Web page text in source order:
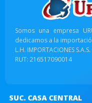
Somos una empresa
dedicamos a la
L.H. IMPORTACIONES S.A.S.
RUT: 216517090014
SUC. CASA CENTRAL